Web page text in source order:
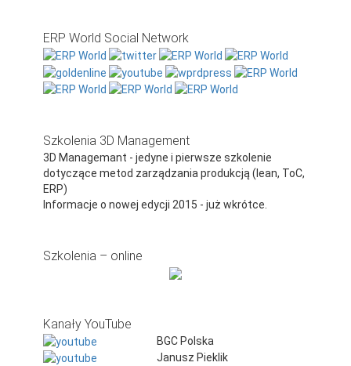
ERP World Social Network
Szkolenia 3D Management
3D Managemant - jedyne i pierwsze szkolenie
dotyczące metod zarządzania produkcją (lean, ToC,
ERP)
Informacje o nowej edycji 2015 - już wkrótce.
Szkolenia – online
Kanały YouTube
BGC Polska
Janusz Pieklik